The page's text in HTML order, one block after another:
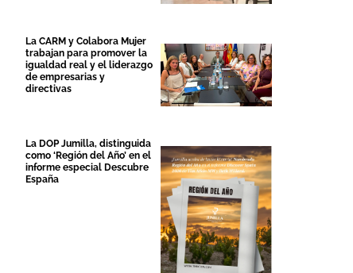
La CARM y Colabora Mujer
trabajan para promover la
igualdad real y el liderazgo
de empresarias y
directivas
La DOP Jumilla, distinguida
como ‘Región del Año’ en el
informe especial Descubre
España